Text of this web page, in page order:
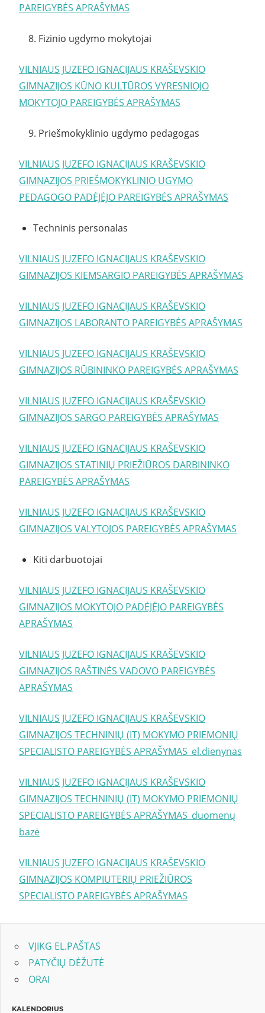
PAREIGYBĖS APRAŠYMAS
8. Fizinio ugdymo mokytojai
VILNIAUS JUZEFO IGNACIJAUS KRAŠEVSKIO
GIMNAZIJOS KŪNO KULTŪROS VYRESNIOJO
MOKYTOJO PAREIGYBĖS APRAŠYMAS
9. Priešmokyklinio ugdymo pedagogas
VILNIAUS JUZEFO IGNACIJAUS KRAŠEVSKIO
GIMNAZIJOS PRIEŠMOKYKLINIO UGYMO
PEDAGOGO PADĖJĖJO PAREIGYBĖS APRAŠYMAS
Techninis personalas
VILNIAUS JUZEFO IGNACIJAUS KRAŠEVSKIO
GIMNAZIJOS KIEMSARGIO PAREIGYBĖS APRAŠYMAS
VILNIAUS JUZEFO IGNACIJAUS KRAŠEVSKIO
GIMNAZIJOS LABORANTO PAREIGYBĖS APRAŠYMAS
VILNIAUS JUZEFO IGNACIJAUS KRAŠEVSKIO
GIMNAZIJOS RŪBININKO PAREIGYBĖS APRAŠYMAS
VILNIAUS JUZEFO IGNACIJAUS KRAŠEVSKIO
GIMNAZIJOS SARGO PAREIGYBĖS APRAŠYMAS
VILNIAUS JUZEFO IGNACIJAUS KRAŠEVSKIO
GIMNAZIJOS STATINIŲ PRIEŽIŪROS DARBININKO
PAREIGYBĖS APRAŠYMAS
VILNIAUS JUZEFO IGNACIJAUS KRAŠEVSKIO
GIMNAZIJOS VALYTOJOS PAREIGYBĖS APRAŠYMAS
Kiti darbuotojai
VILNIAUS JUZEFO IGNACIJAUS KRAŠEVSKIO
GIMNAZIJOS MOKYTOJO PADĖJĖJO PAREIGYBĖS
APRAŠYMAS
VILNIAUS JUZEFO IGNACIJAUS KRAŠEVSKIO
GIMNAZIJOS RAŠTINĖS VADOVO PAREIGYBĖS
APRAŠYMAS
VILNIAUS JUZEFO IGNACIJAUS KRAŠEVSKIO
GIMNAZIJOS TECHNINIŲ (IT) MOKYMO PRIEMONIŲ
SPECIALISTO PAREIGYBĖS APRAŠYMAS_el.dienynas
VILNIAUS JUZEFO IGNACIJAUS KRAŠEVSKIO
GIMNAZIJOS TECHNINIŲ (IT) MOKYMO PRIEMONIŲ
SPECIALISTO PAREIGYBĖS APRAŠYMAS_duomenų
bazė
VILNIAUS JUZEFO IGNACIJAUS KRAŠEVSKIO
GIMNAZIJOS KOMPIUTERIŲ PRIEŽIŪROS
SPECIALISTO PAREIGYBĖS APRAŠYMAS
VJIKG EL.PAŠTAS
PATYČIŲ DĖŽUTĖ
ORAI